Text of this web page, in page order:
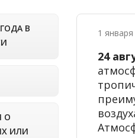
1
24
В
О
ИЛИ